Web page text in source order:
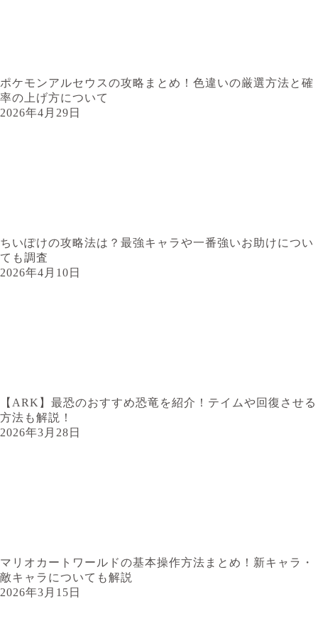
ポケモンアルセウスの攻略まとめ！色違いの厳選方法と確
率の上げ方について
2026年4月29日
ちいぽけの攻略法は？最強キャラや一番強いお助けについ
ても調査
2026年4月10日
【ARK】最恐のおすすめ恐竜を紹介！テイムや回復させる
方法も解説！
2026年3月28日
マリオカートワールドの基本操作方法まとめ！新キャラ・
敵キャラについても解説
2026年3月15日